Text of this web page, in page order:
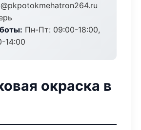
Пн-Пт: 09:00-18:00,
14:00
окраска в